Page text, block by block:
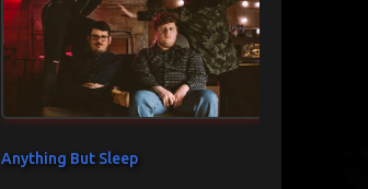
Anything But Sleep